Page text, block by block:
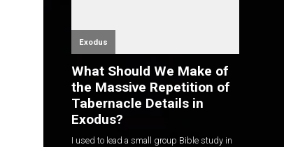
Exodus
What Should We Make of
the Massive Repetition of
Tabernacle Details in
Exodus?
I used to lead a small group Bible study in